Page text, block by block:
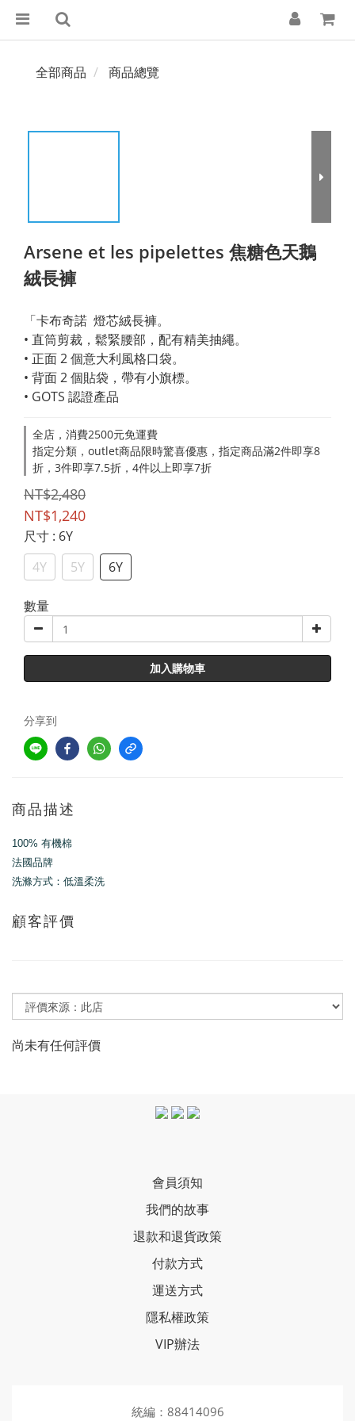
全部商品 商品總覽
Arsene et les pipelettes 焦糖色天鵝
絨長褲
「卡布奇諾  燈芯絨長褲。
• 直筒剪裁，鬆緊腰部，配有精美抽繩。
• 正面 2 個意大利風格口袋。
• 背面 2 個貼袋，帶有小旗標。
• GOTS 認證產品
全店，消費2500元免運費
指定分類，outlet商品限時驚喜優惠，指定商品滿2件即享8
折，3件即享7.5折，4件以上即享7折
NT$2,480
NT$1,240
尺寸 : 6Y
4Y
5Y 6Y
數量
加入購物車
分享到
商品描述
100% 有機棉
法國品牌
洗滌方式：低溫柔洗
顧客評價
尚未有任何評價
會員須知
我們的故事
退款和退貨政策
付款方式
運送方式
隱私權政策
VIP辦法
統編：88414096